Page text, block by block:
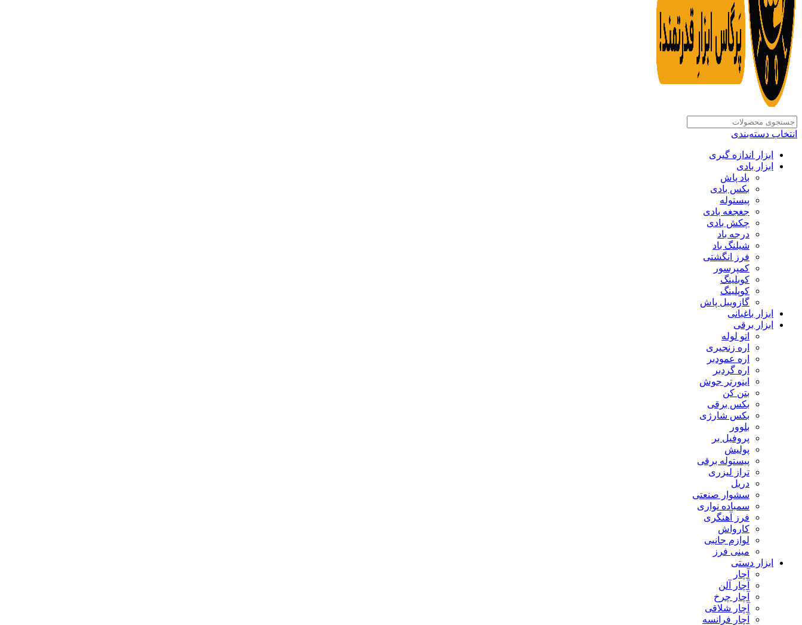
انتخاب دسته‌بندی
ابزار اندازه گیری
ابزار بادی
باد پاش
بکس بادی
پیستوله
جغجغه بادی
چکش بادی
درجه باد
شیلنگ باد
فرز انگشتی
کمپرسور
کوبلینگ
کوپلینگ
گازوییل پاش
ابزار باغبانی
ابزار برقی
اتو لوله
اره زنجیری
اره عمودبر
اره گردبر
اینورتر جوش
بتن کن
بکس برقی
بکس شارژی
بلوور
پروفیل بر
پولیش
پیستوله برقی
تراز لیزری
دریل
سشوار صنعتی
سمباده نواری
فرز آهنگری
کارواش
لوازم جانبی
مینی فرز
ابزار دستی
آچار
آچار آلن
آچار چرخ
آچار شلاقی
آچار فرانسه